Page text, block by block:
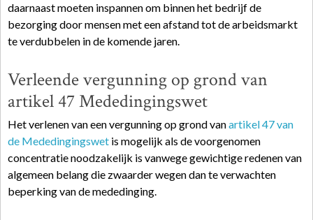
daarnaast moeten inspannen om binnen het bedrijf de
bezorging door mensen met een afstand tot de arbeidsmarkt
te verdubbelen in de komende jaren.
Verleende vergunning op grond van
artikel 47 Mededingingswet
Het verlenen van een vergunning op grond vanartikel 47 van
de Mededingingswet is mogelijk als de voorgenomen
concentratie noodzakelijk is vanwege gewichtige redenen van
algemeen belang die zwaarder wegen dan te verwachten
beperking van de mededinging.